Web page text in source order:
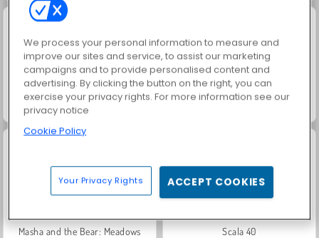
Grand Mahjong Connect
Masha and the Bear: Meadows Scala 40
We process your personal information to measure and
improve our sites and service, to assist our marketing
campaigns and to provide personalised content and
advertising. By clicking the button on the right, you can
exercise your privacy rights. For more information see our
privacy notice
Cookie Policy
Your Privacy Rights ACCEPT COOKIES